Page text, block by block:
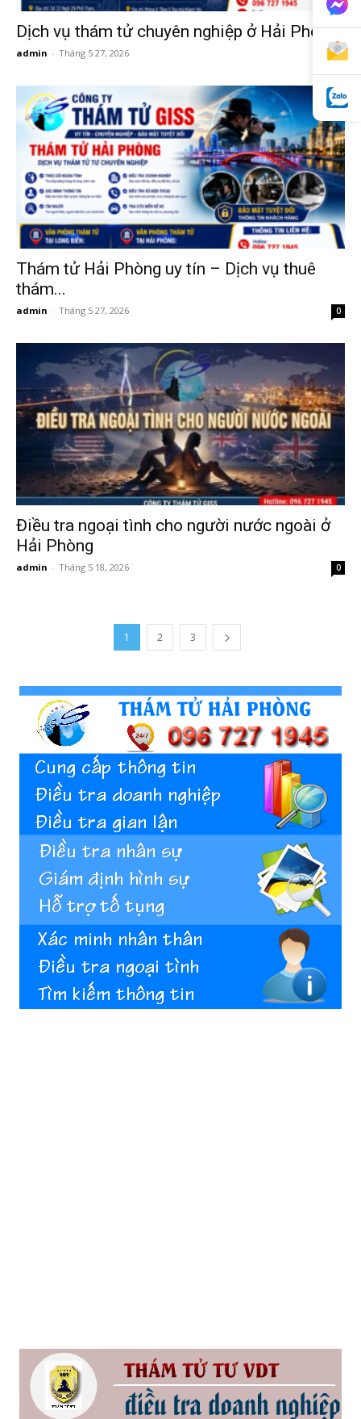
Giss
Dịch vụ thám tử chuyên nghiệp ở Hải Phòng
admin - Tháng 5 27, 2026 0
Thám tử Hải Phòng uy tín – Dịch vụ thuê
thám...
admin - Tháng 5 27, 2026 0
Điều tra ngoại tình cho người nước ngoài ở
Hải Phòng
admin - Tháng 5 18, 2026 0
1 2 3